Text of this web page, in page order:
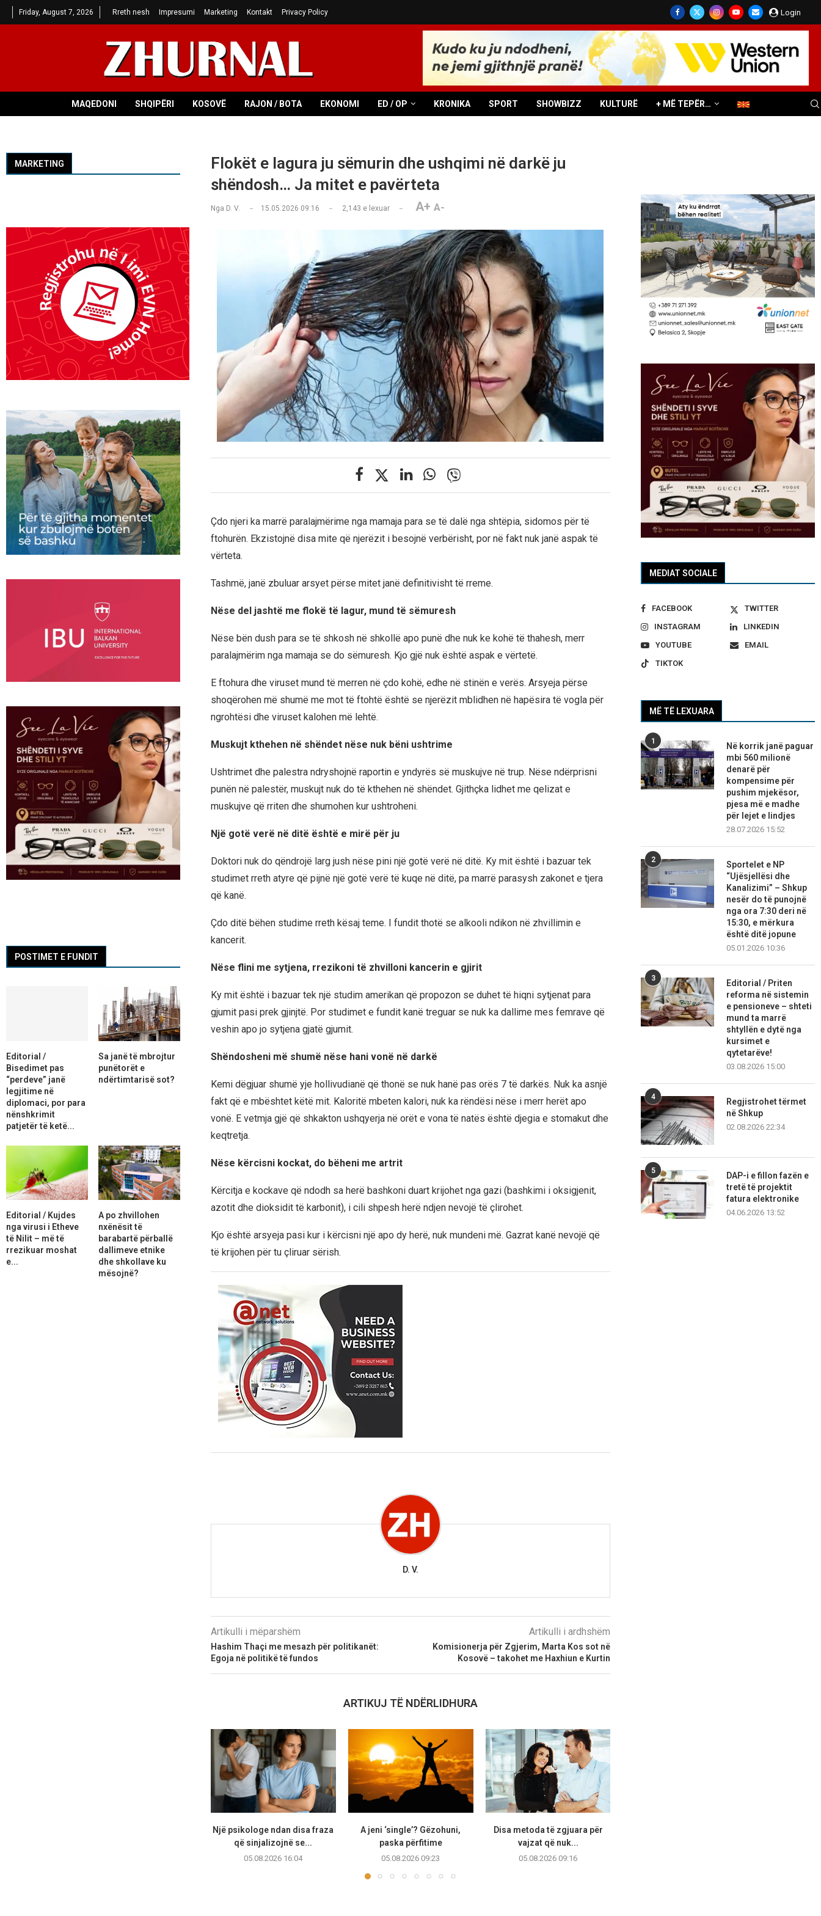
Friday, August 7, 2026 Rreth nesh Impresumi Marketing Kontakt Privacy Policy Login
MAQEDONI SHQIPËRI KOSOVË RAJON / BOTA EKONOMI ED / OP KRONIKA SPORT SHOWBIZZ KULTURË + MË TEPËR…
Flokët e lagura ju sëmurin dhe ushqimi në darkë ju
shëndosh… Ja mitet e pavërteta
Nga D. V. 15.05.2026 09:16 2,143 e lexuar A+ A-
Çdo njeri ka marrë paralajmërime nga mamaja para se të dalë nga shtëpia, sidomos për të
ftohurën. Ekzistojnë disa mite që njerëzit i besojnë verbërisht, por në fakt nuk janë aspak të
vërteta.
Tashmë, janë zbuluar arsyet përse mitet janë definitivisht të rreme.
Nëse del jashtë me flokë të lagur, mund të sëmuresh
Nëse bën dush para se të shkosh në shkollë apo punë dhe nuk ke kohë të thahesh, merr
paralajmërim nga mamaja se do sëmuresh. Kjo gjë nuk është aspak e vërtetë.
E ftohura dhe viruset mund të merren në çdo kohë, edhe në stinën e verës. Arsyeja përse
shoqërohen më shumë me mot të ftohtë është se njerëzit mblidhen në hapësira të vogla për
ngrohtësi dhe viruset kalohen më lehtë.
Muskujt kthehen në shëndet nëse nuk bëni ushtrime
Ushtrimet dhe palestra ndryshojnë raportin e yndyrës së muskujve në trup. Nëse ndërprisni
punën në palestër, muskujt nuk do të kthehen në shëndet. Gjithçka lidhet me qelizat e
muskujve që rriten dhe shumohen kur ushtroheni.
Një gotë verë në ditë është e mirë për ju
Doktori nuk do qëndrojë larg jush nëse pini një gotë verë në ditë. Ky mit është i bazuar tek
studimet rreth atyre që pijnë një gotë verë të kuqe në ditë, pa marrë parasysh zakonet e tjera
që kanë.
Çdo ditë bëhen studime rreth kësaj teme. I fundit thotë se alkooli ndikon në zhvillimin e
kancerit.
Nëse flini me sytjena, rrezikoni të zhvilloni kancerin e gjirit
Ky mit është i bazuar tek një studim amerikan që propozon se duhet të hiqni sytjenat para
gjumit pasi prek gjinjtë. Por studimet e fundit kanë treguar se nuk ka dallime mes femrave që
veshin apo jo sytjena gjatë gjumit.
Shëndosheni më shumë nëse hani vonë në darkë
Kemi dëgjuar shumë yje hollivudianë që thonë se nuk hanë pas orës 7 të darkës. Nuk ka asnjë
fakt që e mbështet këtë mit. Kaloritë mbeten kalori, nuk ka rëndësi nëse i merr herët apo
vonë. E vetmja gjë që shkakton ushqyerja në orët e vona të natës është djegia e stomakut dhe
keqtretja.
Nëse kërcisni kockat, do bëheni me artrit
Kërcitja e kockave që ndodh sa herë bashkoni duart krijohet nga gazi (bashkimi i oksigjenit,
azotit dhe dioksidit të karbonit), i cili shpesh herë ndjen nevojë të çlirohet.
Kjo është arsyeja pasi kur i kërcisni një apo dy herë, nuk mundeni më. Gazrat kanë nevojë që
të krijohen për tu çliruar sërish.
D. V.
Artikulli i mëparshëm
Hashim Thaçi me mesazh për politikanët:
Egoja në politikë të fundos
Artikulli i ardhshëm
Komisionerja për Zgjerim, Marta Kos sot në
Kosovë – takohet me Haxhiun e Kurtin
ARTIKUJ TË NDËRLIDHURA
Një psikologe ndan disa fraza
që sinjalizojnë se...
05.08.2026 16:04
A jeni ‘single’? Gëzohuni,
paska përfitime
05.08.2026 09:23
Disa metoda të zgjuara për
vajzat që nuk...
05.08.2026 09:16
MEDIAT SOCIALE
FACEBOOK
TWITTER
INSTAGRAM
LINKEDIN
YOUTUBE
EMAIL
TIKTOK
MË TË LEXUARA
1
Në korrik janë paguar
mbi 560 milionë
denarë për
kompensime për
pushim mjekësor,
pjesa më e madhe
për lejet e lindjes
28.07.2026 15:52
2
Sportelet e NP
“Ujësjellësi dhe
Kanalizimi” – Shkup
nesër do të punojnë
nga ora 7:30 deri në
15:30, e mërkura
është ditë jopune
05.01.2026 10:36
3
Editorial / Priten
reforma në sistemin
e pensioneve – shteti
mund ta marrë
shtyllën e dytë nga
kursimet e
qytetarëve!
03.08.2026 15:00
4
Regjistrohet tërmet
në Shkup
02.08.2026 22:34
5
DAP-i e fillon fazën e
tretë të projektit
fatura elektronike
04.06.2026 13:52
MARKETING
POSTIMET E FUNDIT
Editorial /
Bisedimet pas
“perdeve” janë
legjitime në
diplomaci, por para
nënshkrimit
patjetër të ketë...
Sa janë të mbrojtur
punëtorët e
ndërtimtarisë sot?
Editorial / Kujdes
nga virusi i Etheve
të Nilit – më të
rrezikuar moshat
e...
A po zhvillohen
nxënësit të
barabartë përballë
dallimeve etnike
dhe shkollave ku
mësojnë?